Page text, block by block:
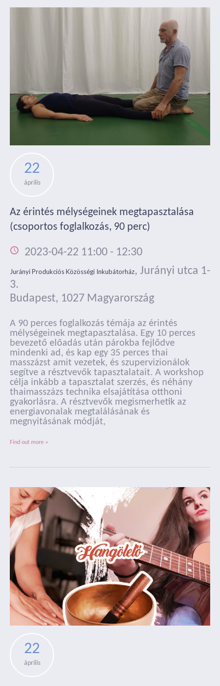
22
április
Az érintés mélységeinek megtapasztalása
(csoportos foglalkozás, 90 perc)
2023-04-22 11:00 - 12:30
Jurányi Produkciós Közösségi Inkubátorház, Jurányi utca 1-
3.
Budapest, 1027 Magyarország
A 90 perces foglalkozás témája az érintés
mélységeinek megtapasztalása. Egy 10 perces
bevezető előadás után párokba fejlődve
mindenki ad, és kap egy 35 perces thai
masszázst amit vezetek, és szupervizionálok
segítve a résztvevők tapasztalatait. A workshop
célja inkább a tapasztalat szerzés, és néhány
thaimasszázs technika elsajátítása otthoni
gyakorlásra. A résztvevők megismerhetik az
energiavonalak megtalálásának és
megnyitásának módját,
Find out more »
22
április